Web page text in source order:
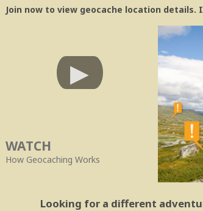
Join now to view geocache location details.
WATCH
How Geocaching Works
Looking for a different